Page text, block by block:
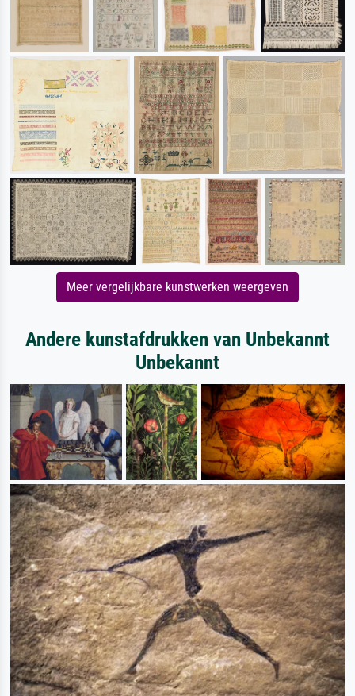
Meer vergelijkbare kunstwerken weergeven
Andere kunstafdrukken van Unbekannt
Unbekannt